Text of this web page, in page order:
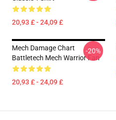
20,93 £ - 24,09 £
Mech Damage Chart
Battletech Mech Warrior Fan
20,93 £ - 24,09 £
-20%